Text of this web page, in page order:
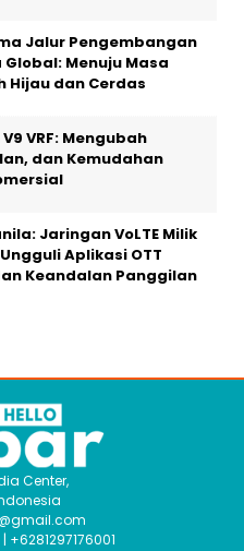
Jalur Pengembangan
Menuju Masa
Hijau dan Cerdas
VRF: Mengubah
dan Kemudahan
Jaringan VoLTE Milik
Aplikasi OTT
Keandalan Panggilan
Center,
+6281297176001